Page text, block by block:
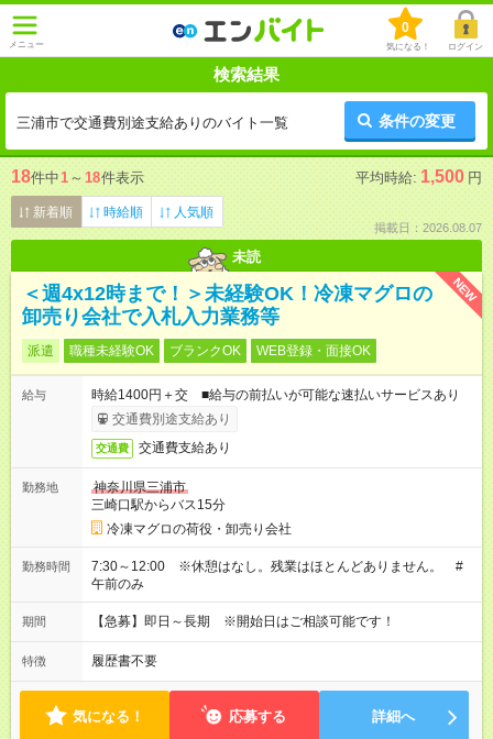
メニュー
0
気になる！ ログイン
検索結果
三浦市で交通費別途支給ありのバイト一覧 条件の変更
18件中1 ～ 18件表示 平均時給: 1,500 円
新着順 時給順 人気順
掲載日：2026.08.07
未読
NEW
＜週4x12時まで！＞未経験OK！冷凍マグロの
卸売り会社で入札入力業務等
派遣 職種未経験OK ブランクOK WEB登録・面接OK
給与
時給1400円＋交 ■給与の前払いが可能な速払いサービスあり
交通費別途支給あり
交通費 交通費支給あり
勤務地
神奈川県三浦市
三崎口駅からバス15分
冷凍マグロの荷役・卸売り会社
勤務時間
7:30～12:00 ※休憩はなし。残業はほとんどありません。 #
午前のみ
期間 【急募】即日～長期 ※開始日はご相談可能です！
特徴 履歴書不要
気になる！ 応募する 詳細へ